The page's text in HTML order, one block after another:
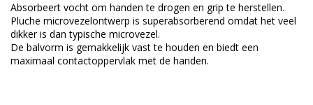
Absorbeert vocht om handen te drogen en grip te herstellen.
Pluche microvezelontwerp is superabsorberend omdat het veel
dikker is dan typische microvezel.
De balvorm is gemakkelijk vast te houden en biedt een
maximaal contactoppervlak met de handen.